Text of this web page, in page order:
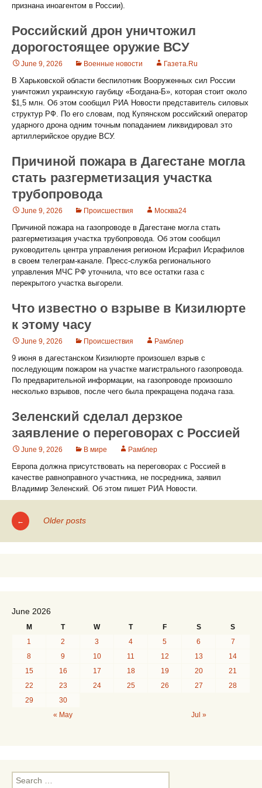
признана иноагентом в России).
Российский дрон уничтожил
дорогостоящее оружие ВСУ
June 9, 2026 Военные новости Газета.Ru
В Харьковской области беспилотник Вооруженных сил России
уничтожил украинскую гаубицу «Богдана-Б», которая стоит около
$1,5 млн. Об этом сообщил РИА Новости представитель силовых
структур РФ. По его словам, под Купянском российский оператор
ударного дрона одним точным попаданием ликвидировал это
артиллерийское орудие ВСУ.
Причиной пожара в Дагестане могла
стать разгерметизация участка
трубопровода
June 9, 2026 Происшествия Москва24
Причиной пожара на газопроводе в Дагестане могла стать
разгерметизация участка трубопровода. Об этом сообщил
руководитель центра управления регионом Исрафил Исрафилов
в своем телеграм-канале. Пресс-служба регионального
управления МЧС РФ уточнила, что все остатки газа с
перекрытого участка выгорели.
Что известно о взрыве в Кизилюрте
к этому часу
June 9, 2026 Происшествия Рамблер
9 июня в дагестанском Кизилюрте произошел взрыв с
последующим пожаром на участке магистрального газопровода.
По предварительной информации, на газопроводе произошло
несколько взрывов, после чего была прекращена подача газа.
Зеленский сделал дерзкое
заявление о переговорах с Россией
June 9, 2026 В мире Рамблер
Европа должна присутствовать на переговорах с Россией в
качестве равноправного участника, не посредника, заявил
Владимир Зеленский. Об этом пишет РИА Новости.
Posts
← Older posts
June 2026
M T W T F S S
« May Jul »
1 2 3 4 5 6
7
8
9 10 11 12 13
14
15
16 17 18 19 20
21
22
23 24 25 26 27
28
29
30
S